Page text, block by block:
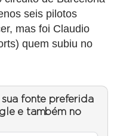
seis pilotos
mas foi Claudio
quem subiu no
sua fonte preferida
e também no